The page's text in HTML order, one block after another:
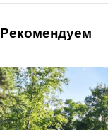
Рекомендуем